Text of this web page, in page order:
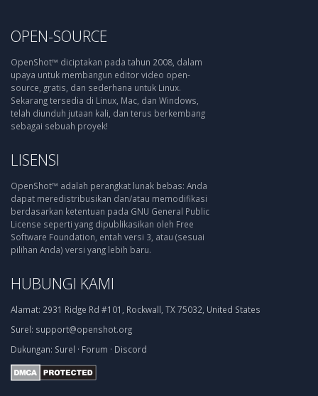
OPEN-SOURCE
OpenShot™ diciptakan pada tahun 2008, dalam
upaya untuk membangun editor video open-
source, gratis, dan sederhana untuk Linux.
Sekarang tersedia di Linux, Mac, dan Windows,
telah diunduh jutaan kali, dan terus berkembang
sebagai sebuah proyek!
LISENSI
OpenShot™ adalah perangkat lunak bebas: Anda
dapat meredistribusikan dan/atau memodifikasi
berdasarkan ketentuan pada GNU General Public
License seperti yang dipublikasikan oleh Free
Software Foundation, entah versi 3, atau (sesuai
pilihan Anda) versi yang lebih baru.
HUBUNGI KAMI
Alamat: 2931 Ridge Rd #101, Rockwall, TX 75032, United States
Surel: support@openshot.org
Dukungan: Surel · Forum · Discord